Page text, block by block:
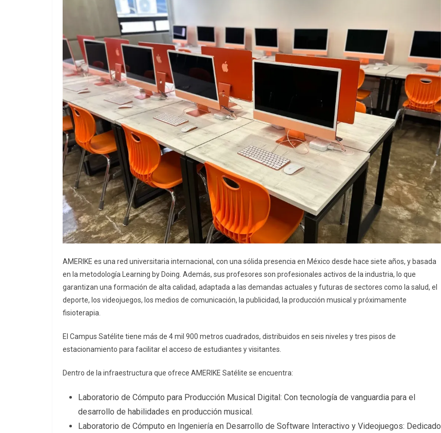
AMERIKE es una red universitaria internacional, con una sólida presencia en México desde hace siete años, y basada
en la metodología Learning by Doing. Además, sus profesores son profesionales activos de la industria, lo que
garantizan una formación de alta calidad, adaptada a las demandas actuales y futuras de sectores como la salud, el
deporte, los videojuegos, los medios de comunicación, la publicidad, la producción musical y próximamente
fisioterapia.
El Campus Satélite tiene más de 4 mil 900 metros cuadrados, distribuidos en seis niveles y tres pisos de
estacionamiento para facilitar el acceso de estudiantes y visitantes.
Dentro de la infraestructura que ofrece AMERIKE Satélite se encuentra:
Laboratorio de Cómputo para Producción Musical Digital: Con tecnología de vanguardia para el
desarrollo de habilidades en producción musical.
Laboratorio de Cómputo en Ingeniería en Desarrollo de Software Interactivo y Videojuegos: Dedicado